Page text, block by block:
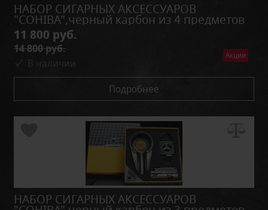
Акции
НАБОР СИГАРНЫХ АКСЕССУАРОВ
"COHIBA",черный карбон из 4 предметов
11 800 руб.
14 800 руб.
В наличии
Подробнее
НАБОР СИГАРНЫХ АКСЕССУАРОВ